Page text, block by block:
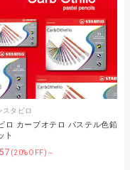
スタビロ
ロ カーブオテロ パステル色鉛
ト
(20%OFF)～